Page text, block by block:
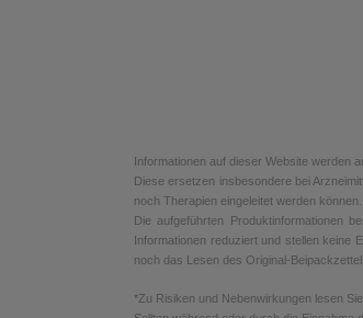
Informationen auf dieser Website werden
Diese ersetzen insbesondere bei
noch Therapien eingeleitet werden können.
Die aufgeführten Produktinformationen
Informationen reduziert und stellen keine
noch das Lesen des Original-
*Zu Risiken und Nebenwirkungen lesen